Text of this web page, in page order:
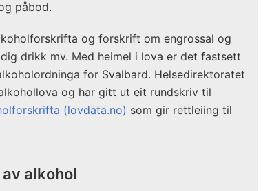
påbod.
og forskrift om engrossal og
drikk mv. Med heimel i lova er det fastsett
for Svalbard. Helsedirektoratet
og har gitt ut eit rundskriv til
(lovdata.no) som gir rettleiing til
alkohol